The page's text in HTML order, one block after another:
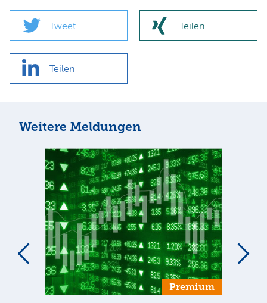
Tweet Teilen
Teilen
Weitere Meldungen
Premium